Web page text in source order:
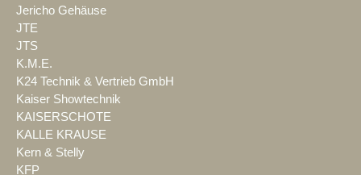
Jericho Gehäuse
JTE
JTS
K.M.E.
K24 Technik & Vertrieb GmbH
Kaiser Showtechnik
KAISERSCHOTE
KALLE KRAUSE
Kern & Stelly
KFP